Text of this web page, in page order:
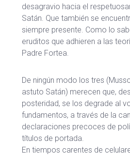
desagravio hacia el
Satán. Que también se
siempre presente. Como lo
eruditos que adhieren a las
Padre Fortea.
De ningún modo los tres
astuto Satán) merecen que,
posteridad, se los degrade al
fundamentos, a través de la
declaraciones precoces de
títulos de portada.
En tiempos carentes de